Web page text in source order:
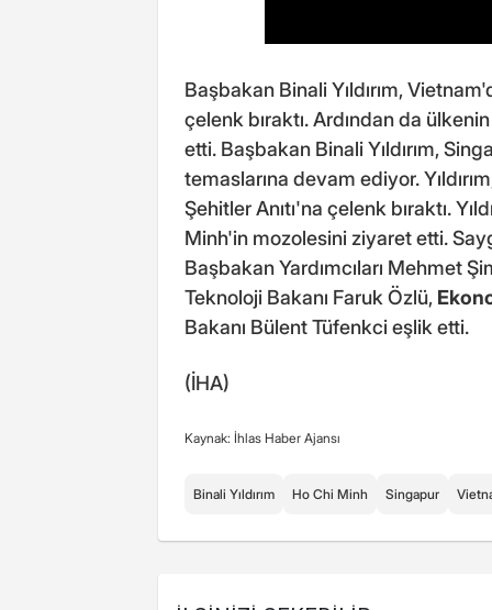
Başbakan Binali Yıldırım,
çelenk bıraktı. Ardından da
etti. Başbakan Binali Yıldırım,
temaslarına devam ediyor.
Şehitler Anıtı'na çelenk bıraktı.
Minh'in mozolesini ziyaret etti.
Başbakan Yardımcıları Mehmet
Teknoloji Bakanı Faruk Özlü,
Bakanı Bülent Tüfenkci eşlik etti.
(İHA)
Kaynak: İhlas Haber Ajansı
Binali Yıldırım Ho Chi Minh Singapur